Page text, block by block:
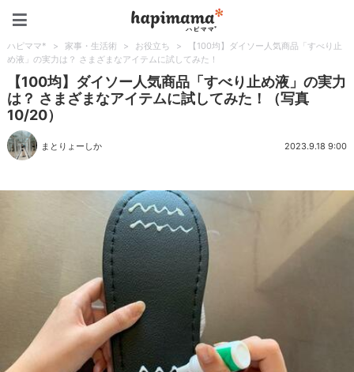
ハピママ* > 家事・生活術 > お役立ち >
【100均】ダイソー人気商品「すべり止
め液」の実力は？ さまざまなアイテムに試してみた！
【100均】ダイソー人気商品「すべり止め液」の実力
は？ さまざまなアイテムに試してみた！（写真
10/20）
まとりょーしか 2023.9.18 9:00